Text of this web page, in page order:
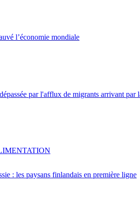
l’économie mondiale
par l'afflux de migrants arrivant par
: les paysans finlandais en première ligne